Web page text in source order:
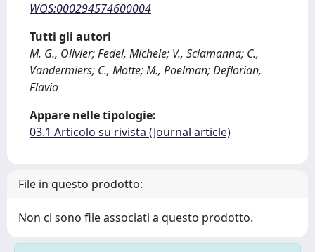
WOS:000294574600004
Tutti gli autori
M. G., Olivier; Fedel, Michele; V., Sciamanna; C.,
Vandermiers; C., Motte; M., Poelman; Deflorian,
Flavio
Appare nelle tipologie:
03.1 Articolo su rivista (Journal article)
File in questo prodotto:
Non ci sono file associati a questo prodotto.